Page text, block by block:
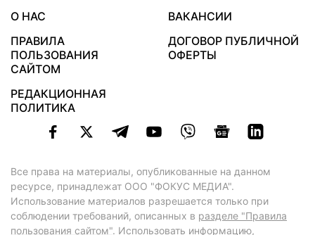
О НАС
ВАКАНСИИ
ПРАВИЛА
ПОЛЬЗОВАНИЯ
САЙТОМ
ДОГОВОР ПУБЛИЧНОЙ
ОФЕРТЫ
РЕДАКЦИОННАЯ
ПОЛИТИКА
Все права на материалы, опубликованные на данном
ресурсе, принадлежат ООО "ФОКУС МЕДИА".
Использование материалов разрешается только при
соблюдении требований, описанных в разделе "Правила
пользования сайтом". Использовать информацию,